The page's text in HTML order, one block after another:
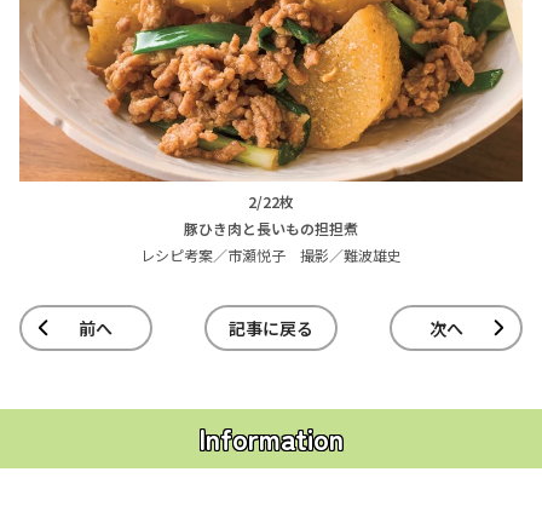
2/22枚
豚ひき肉と長いもの担担煮
レシピ考案／市瀬悦子 撮影／難波雄史
前へ 記事に戻る 次へ
Information